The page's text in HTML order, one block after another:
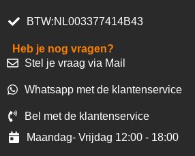
BTW:NL003377414B43
Heb je nog vragen?
Stel je vraag via Mail
Whatsapp met de klantenservice
Bel met de klantenservice
Maandag- Vrijdag 12:00 - 18:00